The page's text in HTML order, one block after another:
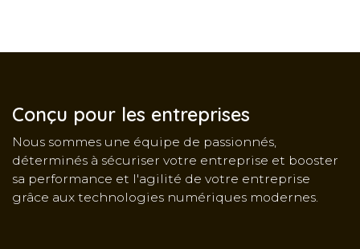
Conçu pour les entreprises
Nous sommes une équipe de passionnés,
déterminés à sécuriser votre entreprise et booster
sa performance et l'agilité de votre entreprise
grâce aux technologies numériques modernes.